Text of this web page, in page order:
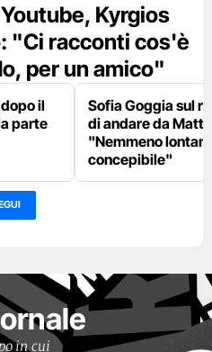
Kyrgios
"Ci racconti cos'è
per un amico"
il
parte
Sofia Goggia sul
di andare da
"Nemmeno
concepibile"
in cui